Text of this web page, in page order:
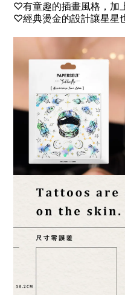
♡有童趣的插畫風格，加
♡經典燙金的設計讓星星